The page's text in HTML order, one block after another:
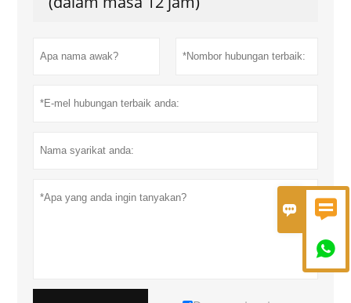
 
